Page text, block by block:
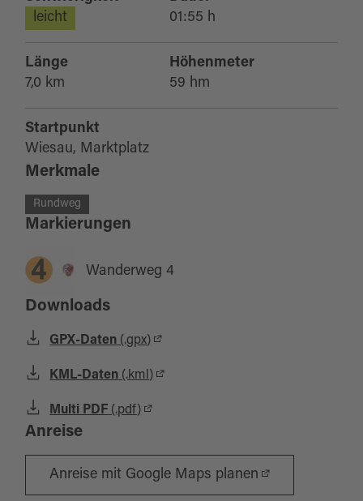
leicht
01:55 h
Länge
7,0 km
Höhenmeter
59 hm
Startpunkt
Wiesau, Marktplatz
Merkmale
Rundweg
Markierungen
Wanderweg 4
Downloads
GPX-Daten (.gpx)
KML-Daten (.kml)
Multi PDF (.pdf)
Anreise
Anreise mit Google Maps planen